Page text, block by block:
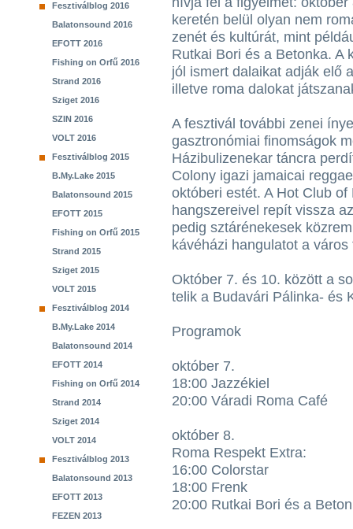
Fesztiválblog 2016
Balatonsound 2016
EFOTT 2016
Fishing on Orfű 2016
Strand 2016
Sziget 2016
SZIN 2016
VOLT 2016
Fesztiválblog 2015
B.My.Lake 2015
Balatonsound 2015
EFOTT 2015
Fishing on Orfű 2015
Strand 2015
Sziget 2015
VOLT 2015
Fesztiválblog 2014
B.My.Lake 2014
Balatonsound 2014
EFOTT 2014
Fishing on Orfű 2014
Strand 2014
Sziget 2014
VOLT 2014
Fesztiválblog 2013
Balatonsound 2013
EFOTT 2013
FEZEN 2013
keretén belül olyan nem
zenét és kultúrát, mint
Rutkai Bori és a Betonka. A
jól ismert dalaikat adják elő
illetve roma dalokat
A fesztivál további zenei
gasztronómiai finomságok
Házibulizenekar táncra
Colony igazi jamaicai
októberi estét. A Hot Club
hangszereivel repít vissza
pedig sztárénekesek
kávéházi hangulatot a város
Október 7. és 10. között a
telik a Budavári Pálinka- és
Programok
október 7.
18:00 Jazzékiel
20:00 Váradi Roma Café
október 8.
Roma Respekt Extra:
16:00 Colorstar
18:00 Frenk
20:00 Rutkai Bori és a